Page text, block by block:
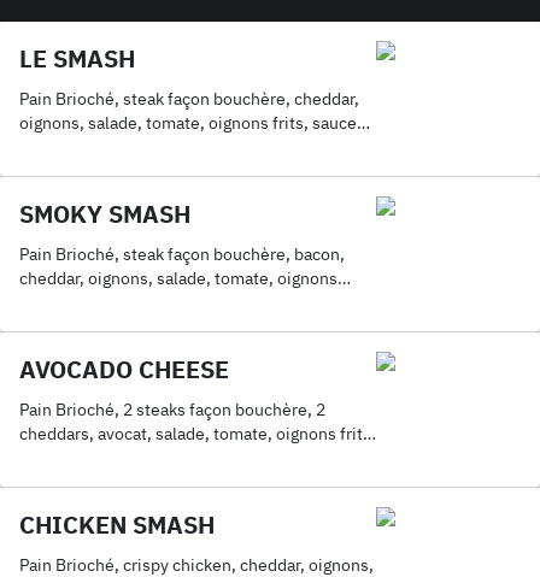
LE SMASH
Pain Brioché, steak façon bouchère, cheddar,
oignons, salade, tomate, oignons frits, sauce
SMOKY SMASH
Pain Brioché, steak façon bouchère, bacon,
cheddar, oignons, salade, tomate, oignons
AVOCADO CHEESE
Pain Brioché, 2 steaks façon bouchère, 2
cheddars, avocat, salade, tomate, oignons frits,
CHICKEN SMASH
Pain Brioché, crispy chicken, cheddar, oignons,